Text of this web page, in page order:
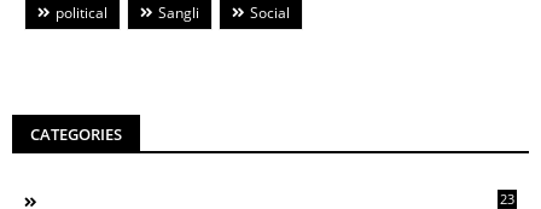
political
Sangli Social
CATEGORIES
23